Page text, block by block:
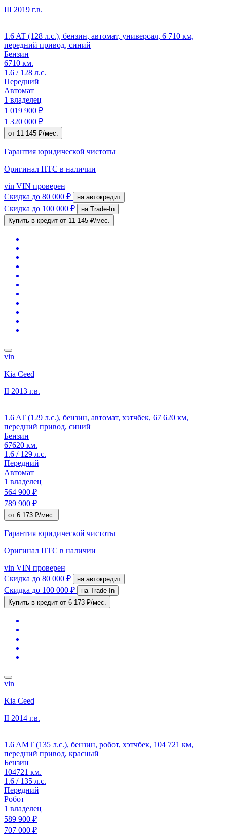
III 2019 г.в.
1.6 AT (128 л.с.), бензин, автомат, универсал, 6 710 км,
передний привод, синий
Бензин
6710 км.
1.6 / 128 л.с.
Передний
Автомат
1 владелец
1 019 900 ₽
1 320 000 ₽
от 11 145 ₽/мес.
Гарантия юридической чистоты
Оригинал ПТС в наличии
vin VIN проверен
Скидка до 80 000 ₽ на автокредит
Скидка до 100 000 ₽
на Trade-In
Купить в кредит от 11 145 ₽/мес.
vin
Kia Ceed
II 2013 г.в.
1.6 AT (129 л.с.), бензин, автомат, хэтчбек, 67 620 км,
передний привод, синий
Бензин
67620 км.
1.6 / 129 л.с.
Передний
Автомат
1 владелец
564 900 ₽
789 900 ₽
от 6 173 ₽/мес.
Гарантия юридической чистоты
Оригинал ПТС в наличии
vin VIN проверен
Скидка до 80 000 ₽ на автокредит
Скидка до 100 000 ₽
на Trade-In
Купить в кредит от 6 173 ₽/мес.
vin
Kia Ceed
II 2014 г.в.
1.6 AMT (135 л.с.), бензин, робот, хэтчбек, 104 721 км,
передний привод, красный
Бензин
104721 км.
1.6 / 135 л.с.
Передний
Робот
1 владелец
589 900 ₽
707 000 ₽